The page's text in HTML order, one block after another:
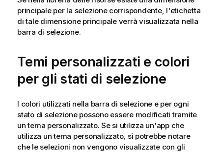
principale per la selezione corrispondente, l'etichetta
di tale dimensione principale verrà visualizzata nella
barra di selezione.
Temi personalizzati e colori
per gli stati di selezione
I colori utilizzati nella barra di selezione e per ogni
stato di selezione possono essere modificati tramite
un tema personalizzato. Se si utilizza un'app che
utilizza un tema personalizzato, si potrebbe notare
che le selezioni non vengono visualizzate con gli